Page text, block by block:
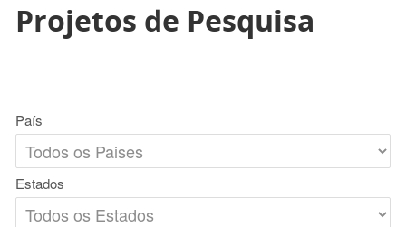
Projetos de Pesquisa
País
Estados